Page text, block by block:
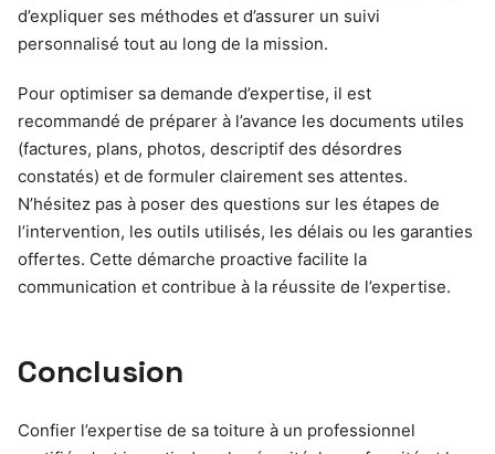
d’expliquer ses méthodes et d’assurer un suivi
personnalisé tout au long de la mission.
Pour optimiser sa demande d’expertise, il est
recommandé de préparer à l’avance les documents utiles
(factures, plans, photos, descriptif des désordres
constatés) et de formuler clairement ses attentes.
N’hésitez pas à poser des questions sur les étapes de
l’intervention, les outils utilisés, les délais ou les garanties
offertes. Cette démarche proactive facilite la
communication et contribue à la réussite de l’expertise.
Conclusion
Confier l’expertise de sa toiture à un professionnel